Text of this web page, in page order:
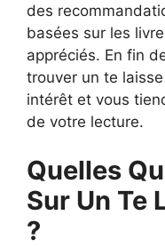
des
basées sur les
appréciés. En fin
trouver un te
intérêt et vous
de votre lecture.
Quelles
Sur Un Te
?